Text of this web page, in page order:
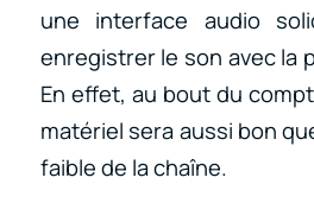
une interface audio
enregistrer le son avec la
En effet, au bout du
matériel sera aussi bon
faible de la chaîne.